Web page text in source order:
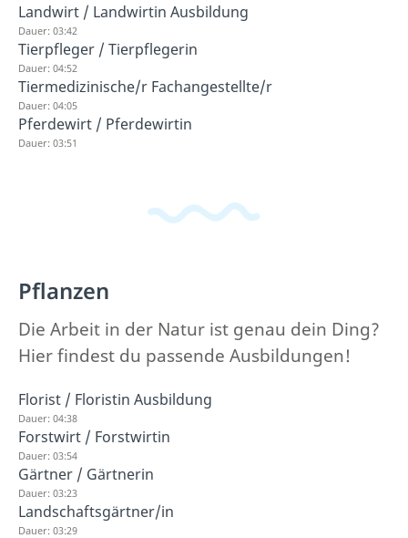
Landwirt / Landwirtin Ausbildung
Dauer: 03:42
Tierpfleger / Tierpflegerin
Dauer: 04:52
Tiermedizinische/r Fachangestellte/r
Dauer: 04:05
Pferdewirt / Pferdewirtin
Dauer: 03:51
Pflanzen
Die Arbeit in der Natur ist genau dein Ding?
Hier findest du passende Ausbildungen!
Florist / Floristin Ausbildung
Dauer: 04:38
Forstwirt / Forstwirtin
Dauer: 03:54
Gärtner / Gärtnerin
Dauer: 03:23
Landschaftsgärtner/in
Dauer: 03:29